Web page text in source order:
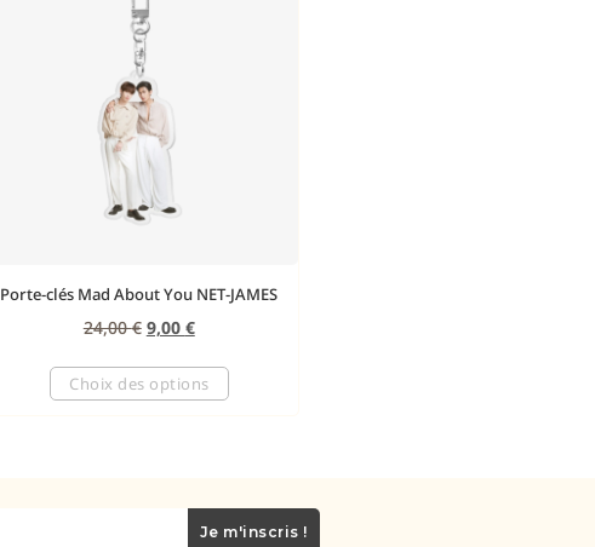
Porte-clés Mad About You NET-JAMES
24,00€ 9,00 €
Choix des options
Je m'inscris !